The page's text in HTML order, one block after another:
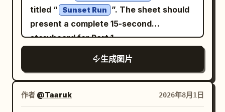
figures on the central bridge, multiple
side pavilions and arched bridges
receding into the distance, floating
mountain islands with pagodas on both
sides, and large lotus pads in the
foreground with exactly two prominent
glowing pink lotus blossoms, one at the
lower left and one at the lower right. The
titled “
Sunset Run
”. The sheet should
present a complete 15-second
storyboard for Part 1
生成图片
作者 @Taaruk 2026年8月1日